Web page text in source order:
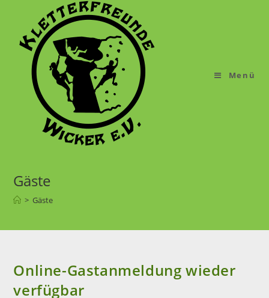
Menü
Gäste
> Gäste
Online-Gastanmeldung wieder
verfügbar